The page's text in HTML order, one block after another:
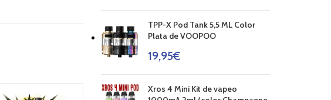
TPP-X Pod Tank 5,5 ML Color
Plata de VOOPOO
19,95€
Xros 4 Mini Kit de vapeo